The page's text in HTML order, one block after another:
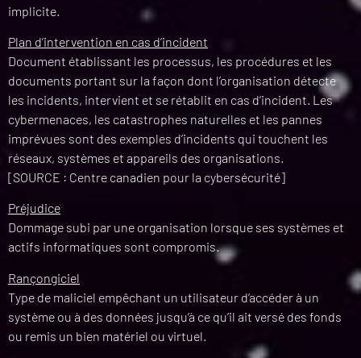
implicite.
Plan d’intervention en cas d’incident
Document établissant les processus, les procédures et les
documents portant sur la façon dont l’organisation détecte
les incidents, intervient et se rétablit en cas d’incident. Les
cybermenaces, les catastrophes naturelles et les pannes
imprévues sont des exemples d’incidents qui touchent les
réseaux, systèmes et appareils des organisations.
[SOURCE : Centre canadien pour la cybersécurité]
Préjudice
Dommage subi par une organisation lorsque ses systèmes et
actifs informatiques sont compromis.
Rançongiciel
Type de maliciel empêchant un utilisateur d’accéder à un
système ou à des données jusqu’à ce qu’il ait versé des fonds
ou remis un bien matériel ou virtuel.